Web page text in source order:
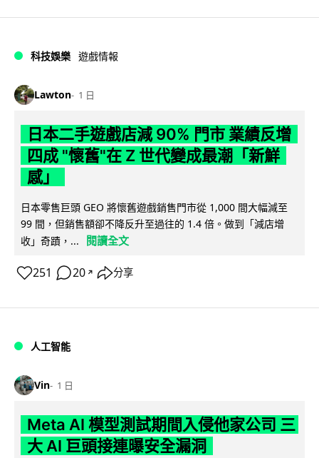
科技娛樂 遊戲情報
Lawton 1 日
日本二手遊戲店減 90% 門市 業績反增
四成 "懷舊"在 Z 世代變成最潮「新鮮
感」
日本零售巨頭 GEO 將懷舊遊戲銷售門市從 1,000 間大幅減至
99 間，但銷售額卻不降反升至過往的 1.4 倍。做到「減店增
收」奇蹟，...
閱讀全文
251 20 ↗ 分享
人工智能
Vin 1 日
Meta AI 模型測試期間入侵他家公司 三
大 AI 巨頭接連曝安全漏洞